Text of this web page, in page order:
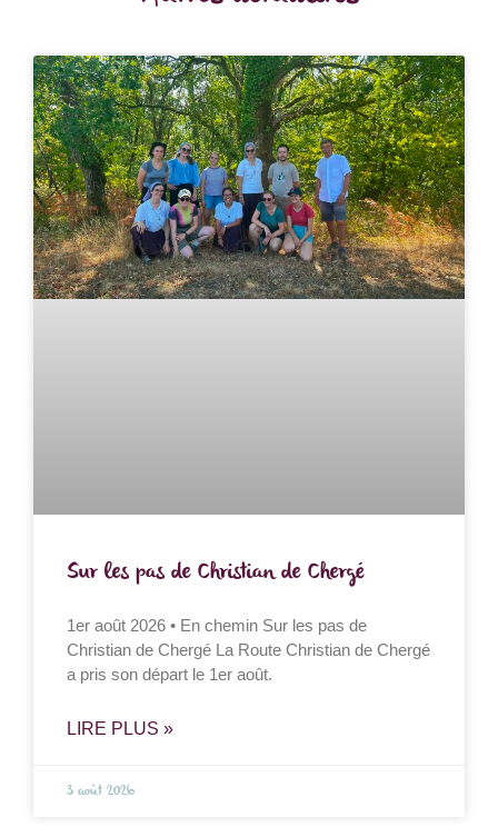
Sur les pas de Christian de Chergé
1er août 2026 • En chemin Sur les pas de
Christian de Chergé La Route Christian de Chergé
a pris son départ le 1er août.
LIRE PLUS »
3 août 2026